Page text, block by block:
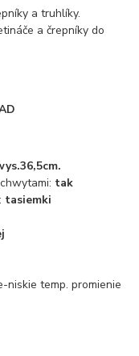
a truhlíky.
a črepníky do
tak
tasiemki
temp. promienie